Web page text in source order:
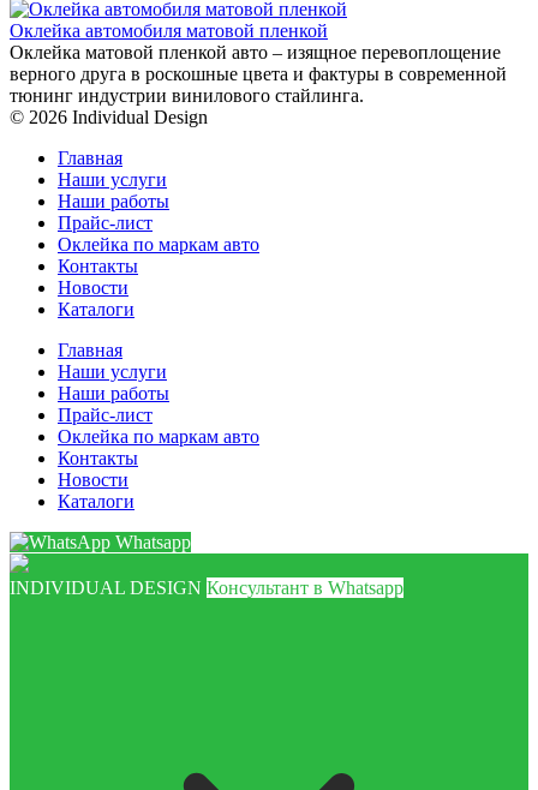
Оклейка автомобиля матовой пленкой
Оклейка матовой пленкой авто – изящное перевоплощение
верного друга в роскошные цвета и фактуры в современной
тюнинг индустрии винилового стайлинга.
© 2026 Individual Design
Главная
Наши услуги
Наши работы
Прайс-лист
Оклейка по маркам авто
Контакты
Новости
Каталоги
Главная
Наши услуги
Наши работы
Прайс-лист
Оклейка по маркам авто
Контакты
Новости
Каталоги
Whatsapp
INDIVIDUAL DESIGN Консультант в Whatsapp